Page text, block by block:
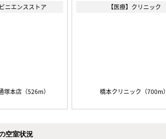
ニエンスストア
塚本店（526m）
【医療】クリニック
橋本クリニック（700m）
空室状況